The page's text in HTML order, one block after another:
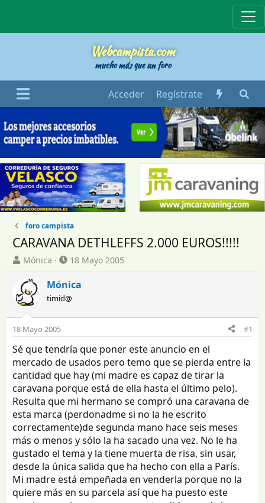
Webcampista.com
mucho más que un foro
Acceder Regístrate
foro campista
CARAVANA DETHLEFFS 2.000 EUROS!!!!!
I
n
i
c
i
a
d
o
r
d
e
t
e
m
a
Mónica
F
e
c
a
d
i
n
i
c
o
18 Mayo 2005
Mónica
timid@
18 Mayo 2005 #1
Sé que tendría que poner este anuncio en el
mercado de usados pero temo que se pierda entre la
cantidad que hay (mi madre es capaz de tirar la
caravana porque está de ella hasta el último pelo).
Resulta que mi hermano se compró una caravana de
esta marca (perdonadme si no la he escrito
correctamente)de segunda mano hace seis meses
más o menos y sólo la ha sacado una vez. No le ha
gustado el tema y la tiene muerta de risa, sin usar,
desde la única salida que ha hecho con ella a París.
Mi madre está empeñada en venderla porque no la
quiere más en su parcela así que ha puesto este